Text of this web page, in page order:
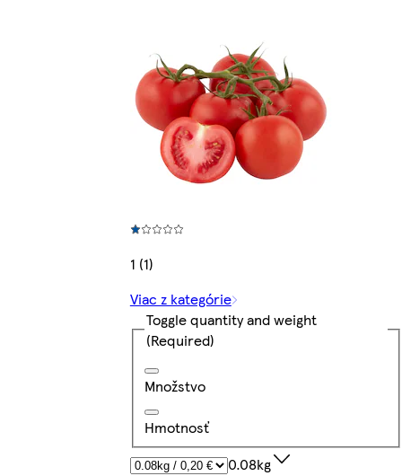
1 (1)
Viac z kategórie
Toggle quantity and weight
(Required)
Množstvo
Hmotnosť
0.08kg